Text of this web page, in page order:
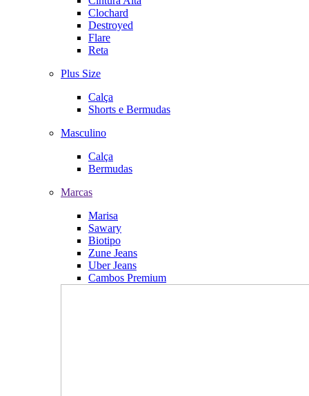
Clochard
Destroyed
Flare
Reta
Plus Size
Calça
Shorts e Bermudas
Masculino
Calça
Bermudas
Marcas
Marisa
Sawary
Biotipo
Zune Jeans
Uber Jeans
Cambos Premium